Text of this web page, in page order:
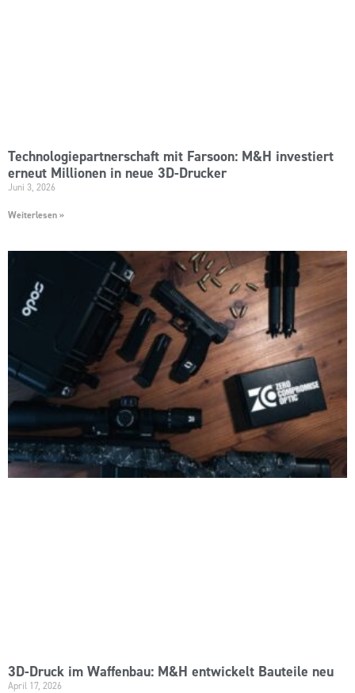
Technologiepartnerschaft mit Farsoon: M&H investiert
erneut Millionen in neue 3D-Drucker
Juni 3, 2026
Weiterlesen »
3D-Druck im Waffenbau: M&H entwickelt Bauteile neu
April 17, 2026